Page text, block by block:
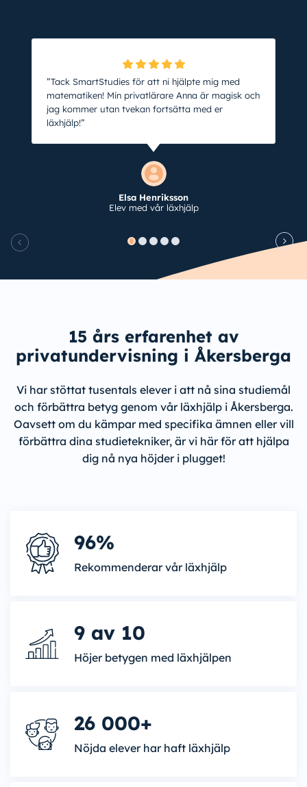
”Tack SmartStudies för att ni hjälpte mig med
matematiken! Min privatlärare Anna är magisk och
jag kommer utan tvekan fortsätta med er
läxhjälp!”
Elsa Henriksson
Elev med vår läxhjälp
15 års erfarenhet av
privatundervisning i Åkersberga
Vi har stöttat tusentals elever i att nå sina studiemål
och förbättra betyg genom vår läxhjälp i Åkersberga.
Oavsett om du kämpar med specifika ämnen eller vill
förbättra dina studietekniker, är vi här för att hjälpa
dig nå nya höjder i plugget!
96%
Rekommenderar vår läxhjälp
9 av 10
Höjer betygen med läxhjälpen
26 000+
Nöjda elever har haft läxhjälp